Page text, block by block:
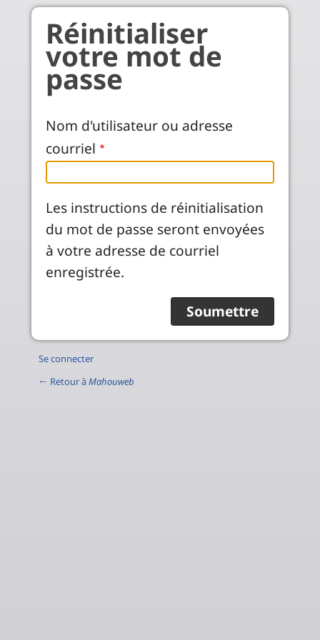
Aller au contenu principal
Réinitialiser
votre mot de
passe
Nom d'utilisateur ou adresse
courriel
Les instructions de réinitialisation
du mot de passe seront envoyées
à votre adresse de courriel
enregistrée.
Se connecter
← Retour àMahouweb